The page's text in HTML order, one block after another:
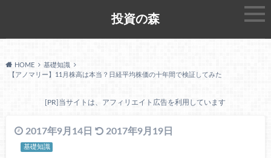
投資の森
HOME
基礎知識
【アノマリー】11月株高は本当？日経平均株価の十年間で検証してみた
[PR]当サイトは、アフィリエイト広告を利用しています
2017年9月14日 2017年9月19日
基礎知識